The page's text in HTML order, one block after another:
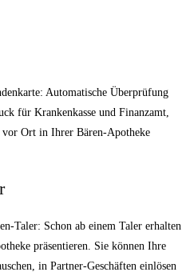
Automatische Überprüfung
für Krankenkasse und Finanzamt,
Ort in Ihrer Bären-Apotheke
Taler: Schon ab einem Taler erhalten
präsentieren. Sie können Ihre
in Partner-Geschäften einlösen